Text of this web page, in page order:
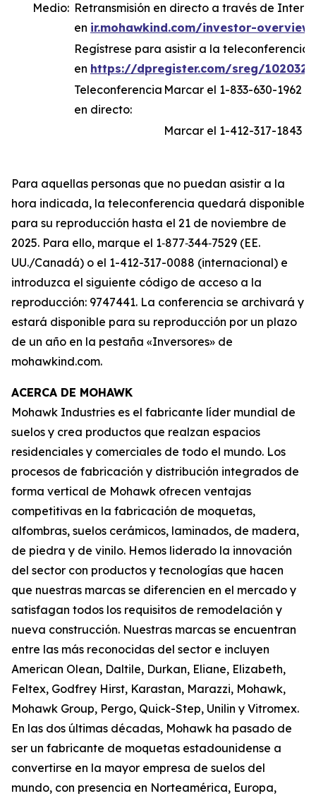
Medio: Retransmisión en directo a través de
en ir.mohawkind.com/investor-overview
Regístrese para asistir a la teleconferencia
en https://dpregister.com/sreg/
Teleconferencia
en directo:
Marcar el 1-833-630-1962
Marcar el 1-412-317-1843
Para aquellas personas que no puedan asistir a la
hora indicada, la teleconferencia quedará disponible
para su reproducción hasta el 21 de noviembre de
2025. Para ello, marque el 1‑877‑344‑7529 (EE.
UU./Canadá) o el 1-412-317-0088 (internacional) e
introduzca el siguiente código de acceso a la
reproducción: 9747441. La conferencia se archivará y
estará disponible para su reproducción por un plazo
de un año en la pestaña «Inversores» de
mohawkind.com.
ACERCA DE MOHAWK
Mohawk Industries es el fabricante líder mundial de
suelos y crea productos que realzan espacios
residenciales y comerciales de todo el mundo. Los
procesos de fabricación y distribución integrados de
forma vertical de Mohawk ofrecen ventajas
competitivas en la fabricación de moquetas,
alfombras, suelos cerámicos, laminados, de madera,
de piedra y de vinilo. Hemos liderado la innovación
del sector con productos y tecnologías que hacen
que nuestras marcas se diferencien en el mercado y
satisfagan todos los requisitos de remodelación y
nueva construcción. Nuestras marcas se encuentran
entre las más reconocidas del sector e incluyen
American Olean, Daltile, Durkan, Eliane, Elizabeth,
Feltex, Godfrey Hirst, Karastan, Marazzi, Mohawk,
Mohawk Group, Pergo, Quick-Step, Unilin y Vitromex.
En las dos últimas décadas, Mohawk ha pasado de
ser un fabricante de moquetas estadounidense a
convertirse en la mayor empresa de suelos del
mundo, con presencia en Norteamérica, Europa,